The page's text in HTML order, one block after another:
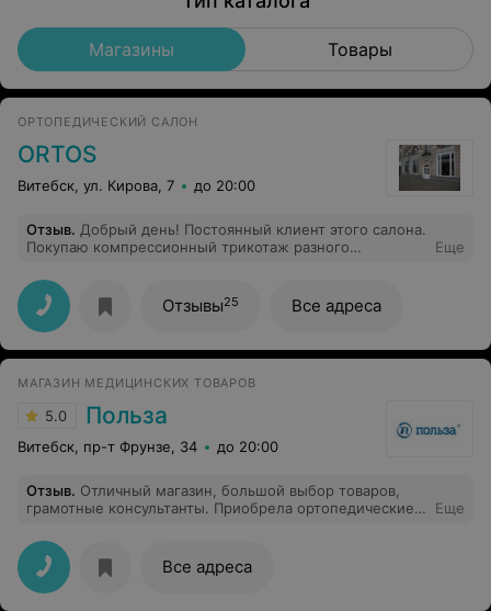
Магазины Товары
ОРТОПЕДИЧЕСКИЙ САЛОН
ORTOS
Витебск, ул. Кирова, 7 до 20:00
Отзыв. Добрый день! Постоянный клиент этого салона.
Покупаю компрессионный трикотаж разного
Очень доволен, рекомендую! Очень вежливый
персонал.
Еще
Отзывы25 Все адреса
МАГАЗИН МЕДИЦИНСКИХ ТОВАРОВ
5.0 Польза
Витебск, пр-т Фрунзе, 34 до 20:00
Отзыв. Отличный магазин, большой выбор товаров,
грамотные консультанты. Приобрела ортопедические
определиться с выбором. Спасибо! Рекомендую
Еще
Все адреса